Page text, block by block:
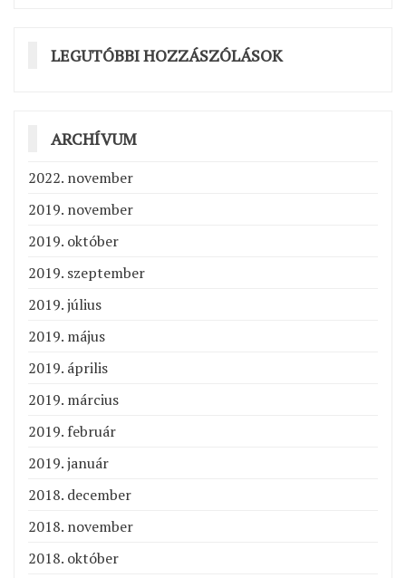
LEGUTÓBBI HOZZÁSZÓLÁSOK
ARCHÍVUM
2022. november
2019. november
2019. október
2019. szeptember
2019. július
2019. május
2019. április
2019. március
2019. február
2019. január
2018. december
2018. november
2018. október